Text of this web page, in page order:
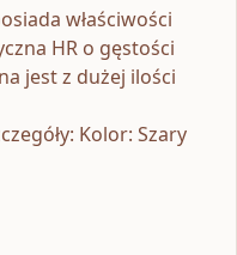
właściwości
HR o gęstości
jest z dużej ilości
Kolor: Szary